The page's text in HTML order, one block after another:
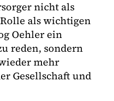
nicht als
als wichtigen
Oehler ein
reden, sondern
mehr
Gesellschaft und